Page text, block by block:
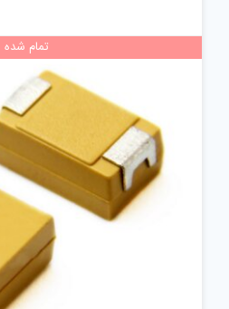
تمام شده